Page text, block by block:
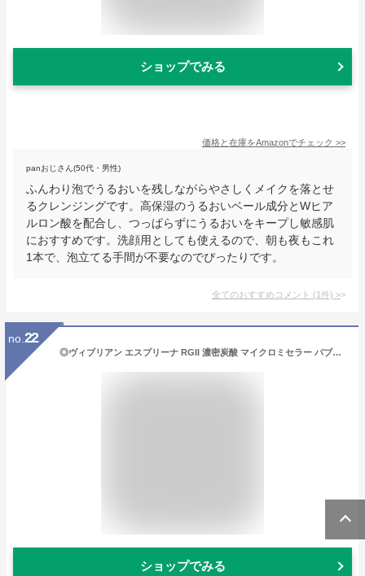
ショップでみる
価格と在庫をAmazonでチェック >>
panおじさん(50代・男性)
ふんわり泡でうるおいを残しながらやさしくメイクを落とせ
るクレンジングです。高保湿のうるおいベール成分とWヒア
ルロン酸を配合し、つっぱらずにうるおいをキープし敏感肌
におすすめです。洗顔用としても使えるので、朝も夜もこれ
1本で、泡立てる手間が不要なのでぴったりです。
全てのおすすめコメント (1件) >
no. 22
◎ヴィブリアン エスプリーナ RGII 濃密炭酸 マイクロミセラー バブルクレンジング[泡クレンジング 泡 クレンジング 洗顔 保湿 毛穴ケア 毛穴 角質ケア 角質 洗浄 洗顔料 W洗顔不要 30代 40代 50代 アンミカ プロデュース コスメ 韓国 化粧品] 即納
ショップでみる